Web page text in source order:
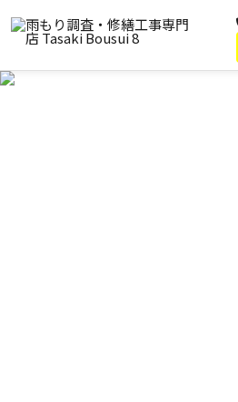
屋根修理・雨漏り修理